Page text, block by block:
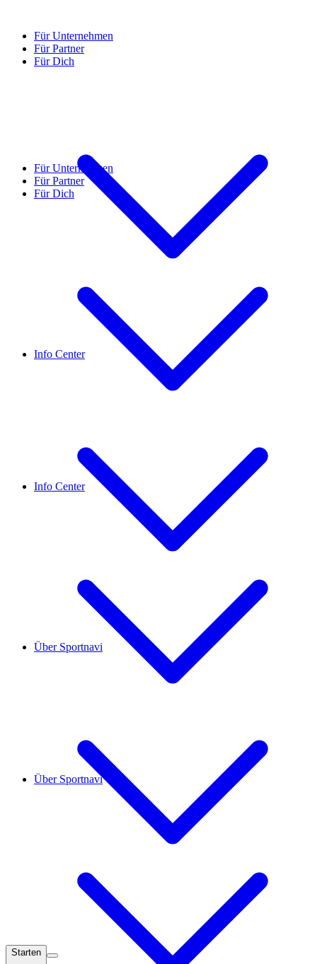
Für Unternehmen
Für Partner
Für Dich
Info Center
Über Sportnavi
Starten
Für Unternehmen
Für Partner
Für Dich
Info Center
Über Sportnavi